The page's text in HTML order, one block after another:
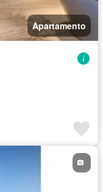
Apartamento